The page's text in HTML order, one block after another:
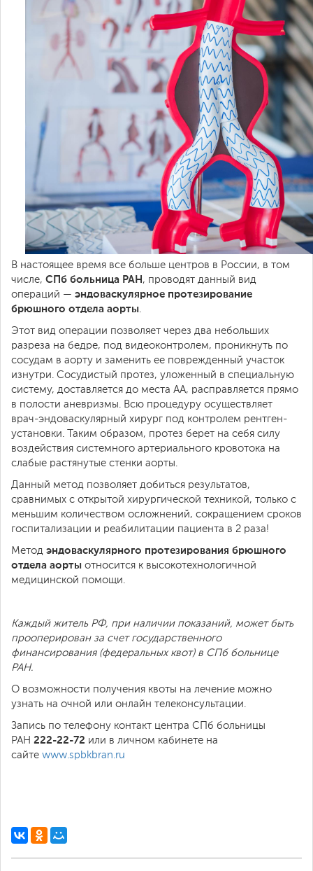
В настоящее время все больше центров в России, в том
числе, СПб больница РАН, проводят данный вид
операций — эндоваскулярное протезирование
брюшного отдела аорты
Этот вид операции позволяет через два небольших
разреза на бедре, под видеоконтролем, проникнуть по
сосудам в аорту и заменить ее поврежденный участок
изнутри. Сосудистый протез, уложенный в специальную
систему, доставляется до места АА, расправляется прямо
в полости аневризмы. Всю процедуру осуществляет
врач-эндоваскулярный хирург под контролем рентген-
установки. Таким образом, протез берет на себя силу
воздействия системного артериального кровотока на
слабые растянутые стенки аорты.
Данный метод позволяет добиться результатов,
сравнимых с открытой хирургической техникой, только с
меньшим количеством осложнений, сокращением сроков
госпитализации и реабилитации пациента в 2 раза!
Метод эндоваскулярного протезирования брюшного
отдела аорты относится к высокотехнологичной
медицинской помощи.
Каждый житель РФ, при наличии показаний, может быть
прооперирован за счет государственного
финансирования (федеральных квот) в СПб больнице
РАН.
О возможности получения квоты на лечение можно
узнать на очной или онлайн телеконсультации.
Запись по телефону контакт центра СПб больницы
РАН 222-22-72 или в личном кабинете на
сайте www.spbkbran.ru